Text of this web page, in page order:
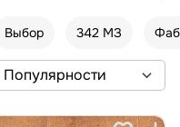
Выбор 342 МЗ